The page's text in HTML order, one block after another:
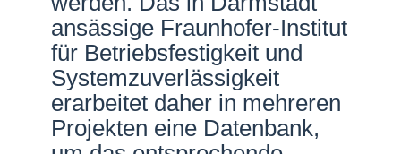
ansässige Fraunhofer-Institut
für Betriebsfestigkeit und
Systemzuverlässigkeit
erarbeitet daher in mehreren
Projekten eine Datenbank,